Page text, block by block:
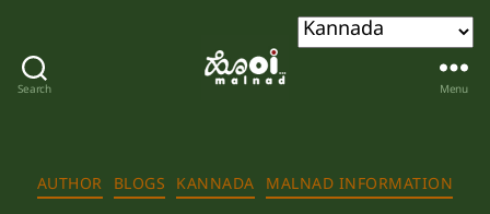
Search Menu
Categories
AUTHOR BLOGS KANNADA MALNAD INFORMATION